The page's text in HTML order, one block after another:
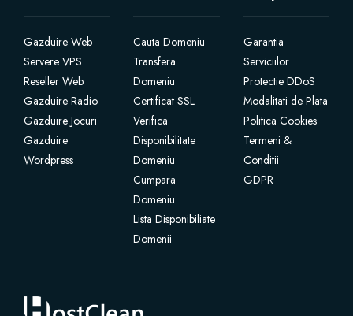
SSL Certificates
Website Builder
E-mail Services
Professional Email
VPN
Gazduire Web
Servere VPS
Reseller Web
Gazduire Radio
Gazduire Jocuri
Gazduire
Wordpress
Cauta Domeniu
Transfera
Domeniu
Certificat SSL
Verifica
Disponibilitate
Domeniu
Cumpara
Domeniu
Lista Disponibiliate
Domenii
Garantia
Serviciilor
Protectie DDoS
Modalitati de Plata
Politica Cookies
Termeni &
Conditii
GDPR